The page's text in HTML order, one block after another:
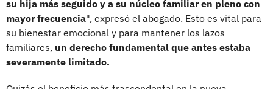
su hija más seguido y a su núcleo familiar en pleno con
mayor frecuencia", expresó el abogado. Esto es vital para
su bienestar emocional y para mantener los lazos
familiares, un derecho fundamental que antes estaba
severamente limitado.